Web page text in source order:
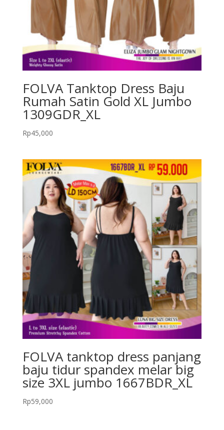
FOLVA Tanktop Dress Baju
Rumah Satin Gold XL Jumbo
1309GDR_XL
Rp45,000
FOLVA tanktop dress panjang
baju tidur spandex melar big
size 3XL jumbo 1667BDR_XL
Rp59,000